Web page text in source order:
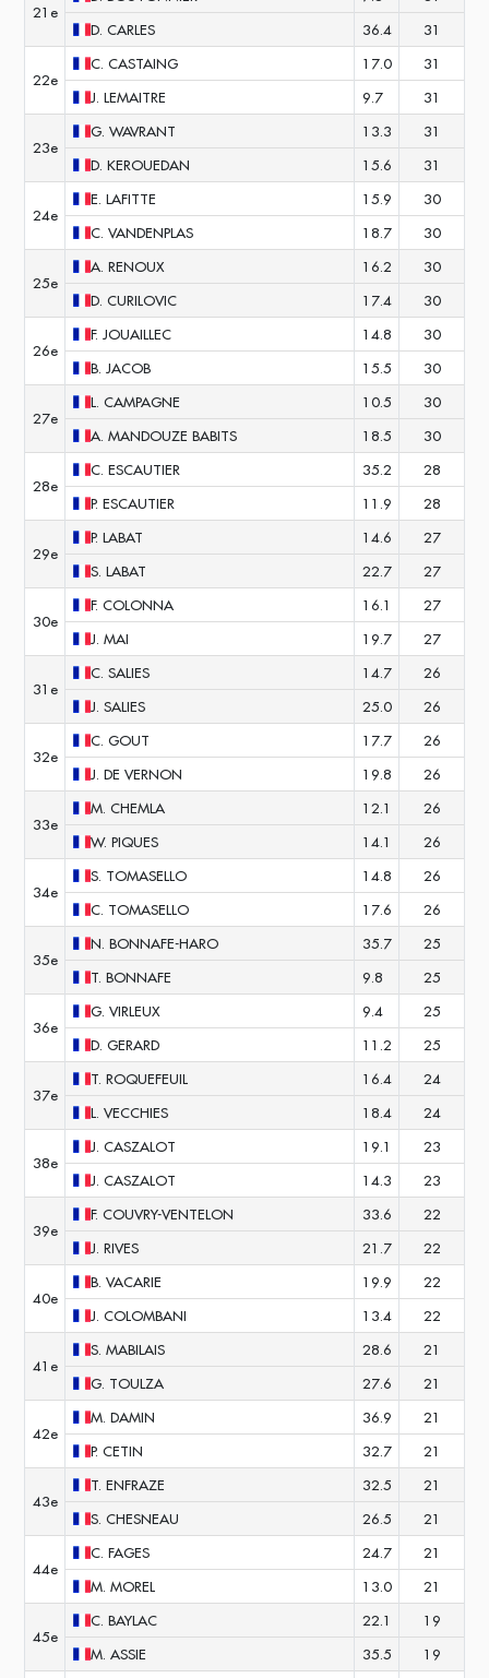
21e
D. CARLES 36.4 31
22e
C. CASTAING 17.0
31
J. LEMAITRE 9.7 31
23e
G. WAVRANT 13.3
31
D. KEROUEDAN 15.6 31
24e
E. LAFITTE 15.9
30
C. VANDENPLAS 18.7 30
25e
A. RENOUX 16.2
30
D. CURILOVIC 17.4 30
26e
F. JOUAILLEC 14.8
30
B. JACOB 15.5 30
27e
L. CAMPAGNE 10.5
30
A. MANDOUZE BABITS 18.5 30
28e
C. ESCAUTIER 35.2
28
P. ESCAUTIER 11.9 28
29e
P. LABAT 14.6
27
S. LABAT 22.7 27
30e
F. COLONNA 16.1
27
J. MAI 19.7 27
31e
C. SALIES 14.7
26
J. SALIES 25.0 26
32e
C. GOUT 17.7
26
J. DE VERNON 19.8 26
33e
M. CHEMLA 12.1
26
W. PIQUES 14.1 26
34e
S. TOMASELLO 14.8
26
C. TOMASELLO 17.6 26
35e
N. BONNAFE-HARO 35.7
25
T. BONNAFE 9.8 25
36e
G. VIRLEUX 9.4
25
D. GERARD 11.2 25
37e
T. ROQUEFEUIL 16.4
24
L. VECCHIES 18.4 24
38e
J. CASZALOT 19.1
23
J. CASZALOT 14.3 23
39e
F. COUVRY-VENTELON 33.6
22
J. RIVES 21.7 22
40e
B. VACARIE 19.9
22
J. COLOMBANI 13.4 22
41e
S. MABILAIS 28.6
21
G. TOULZA 27.6 21
42e
M. DAMIN 36.9
21
P. CETIN 32.7 21
43e
T. ENFRAZE 32.5
21
S. CHESNEAU 26.5 21
44e
C. FAGES 24.7
21
M. MOREL 13.0 21
45e
C. BAYLAC 22.1
19
M. ASSIE 35.5 19